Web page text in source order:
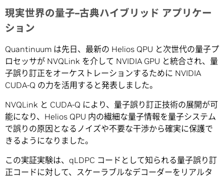
現実世界の量子–古典ハイブリッド アプリケー
ション
Quantinuum は先日、最新の Helios QPU と次世代の量子プ
ロセッサが NVQLink を介して NVIDIA GPU と統合され、量
子誤り訂正をオーケストレーションするために NVIDIA
CUDA-Q の力を活用すると発表しました。
NVQLink と CUDA-Q により、量子誤り訂正技術の展開が可
能になり、Helios QPU 内の繊細な量子情報を量子システム
で誤りの原因となるノイズや不要な干渉から確実に保護で
きるようになりました。
この実証実験は、qLDPC コードとして知られる量子誤り訂
正コードに対して、スケーラブルなデコーダーをリアルタ